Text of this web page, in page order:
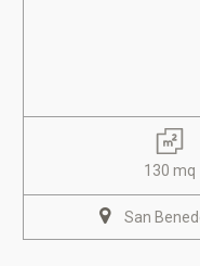
130 mq
San